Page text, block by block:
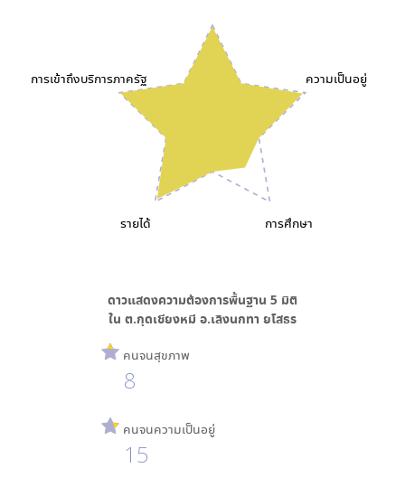
ความเป็นอยู่
การศึกษา
รายได้
การเข้าถึงบริการภาครัฐ
ดาวแสดงความต้องการพื้นฐาน 5 มิติ
ใน ต.กุดเชียงหมี อ.เลิงนกทา ยโสธร
คนจนสุขภาพ
8
คนจนความเป็นอยู่
15